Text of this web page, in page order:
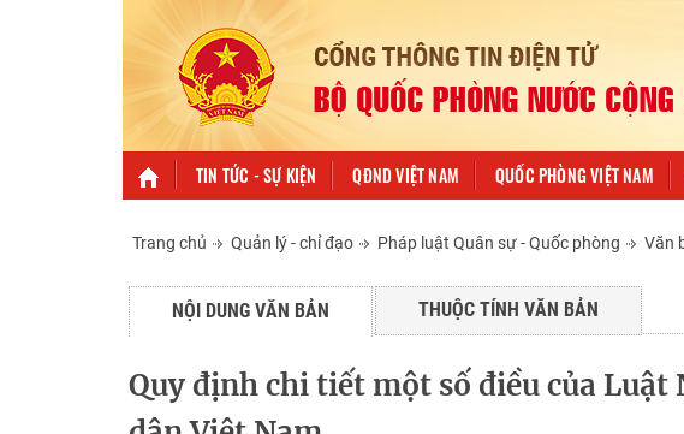
TIN TỨC - SỰ KIỆN QĐND VIỆT NAM QUỐC PHÒNG VIỆT NAM
Trang chủ Quản lý - chỉ đạo Pháp luật Quân sự - Quốc phòng Văn
NỘI DUNG VĂN BẢN THUỘC TÍNH VĂN BẢN
Quy định chi tiết một số điều của Luật